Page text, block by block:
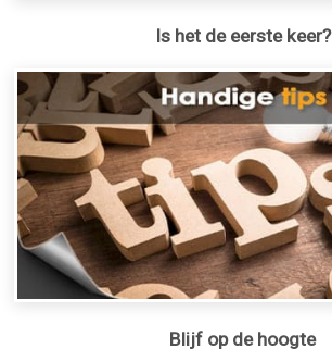
Is het de eerste keer?
Blijf op de hoogte